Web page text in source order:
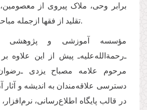
برابر وحی، ملاک پیروی از
تقلید از فقها ازجمله مباحث این کتاب است.
مؤسسه آموزشی و پژوهشی
ـ‌رحمة‌الله‌عليه‌ـ پيش از اين علاوه
مرحوم علامه مصباح يزدی
دسترسی علاقه‌مندان به انديشه و آثار
در قالب پایگاه اطلاع‌رسانی،